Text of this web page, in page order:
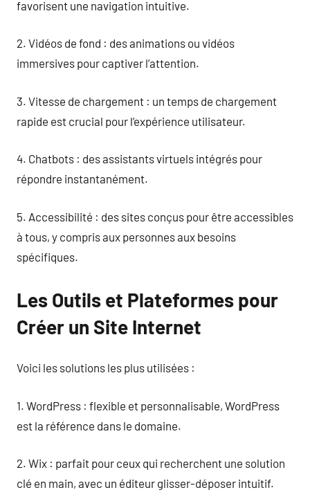
favorisent une navigation intuitive.
2. Vidéos de fond : des animations ou vidéos
immersives pour captiver l’attention.
3. Vitesse de chargement : un temps de chargement
rapide est crucial pour l’expérience utilisateur.
4. Chatbots : des assistants virtuels intégrés pour
répondre instantanément.
5. Accessibilité : des sites conçus pour être accessibles
à tous, y compris aux personnes aux besoins
spécifiques.
Les Outils et Plateformes pour
Créer un Site Internet
Voici les solutions les plus utilisées :
1. WordPress : flexible et personnalisable, WordPress
est la référence dans le domaine.
2. Wix : parfait pour ceux qui recherchent une solution
clé en main, avec un éditeur glisser-déposer intuitif.